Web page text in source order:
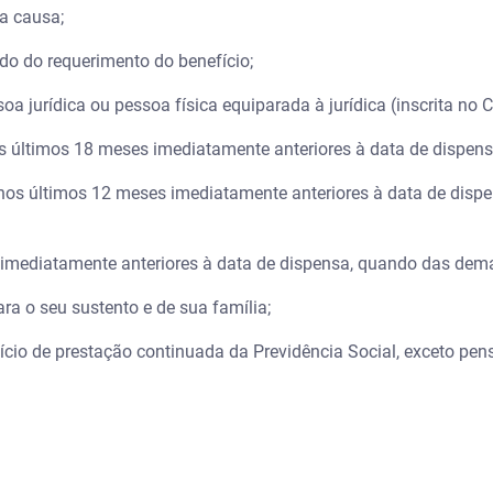
causa;
do requerimento do benefício;
jurídica ou pessoa física equiparada à jurídica (inscrita no
últimos 18 meses imediatamente anteriores à data de
últimos 12 meses imediatamente anteriores à data de
anteriores à data de dispensa, quando das
o seu sustento e de sua família;
de prestação continuada da Previdência Social, exceto